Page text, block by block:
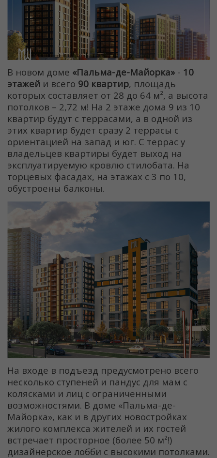
В новом доме «Пальма-де-Майорка» - 10
этажей и всего 90 квартир, площадь
которых составляет от 28 до 64 м², а высота
потолков – 2,72 м! На 2 этаже дома 9 из 10
квартир будут с террасами, а в одной из
этих квартир будет сразу 2 террасы с
ориентацией на запад и юг. С террас у
владельцев квартиры будет выход на
эксплуатируемую кровлю стилобата. На
торцевых фасадах, на этажах с 3 по 10,
обустроены балконы.
На входе в подъезд предусмотрено всего
несколько ступеней и пандус для мам с
колясками и лиц с ограниченными
возможностями. В доме «Пальма-де-
Майорка», как и в других новостройках
жилого комплекса жителей и их гостей
встречает просторное (более 50 м²!)
дизайнерское лобби с высокими потолками.